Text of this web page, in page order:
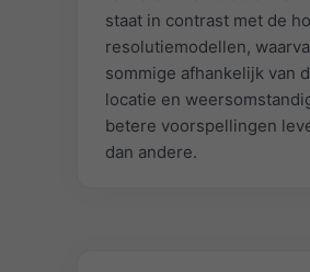
staat in contrast met de
resolutiemodellen,
sommige afhankelijk van
locatie en
betere voorspellingen
dan andere.